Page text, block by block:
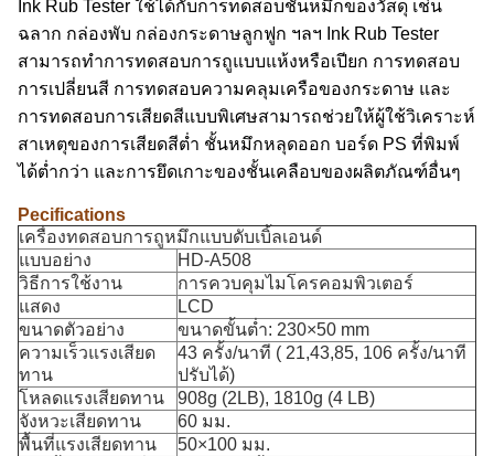
Ink Rub Tester ใช้ได้กับการทดสอบชั้นหมึกของวัสดุ เช่น
ฉลาก กล่องพับ กล่องกระดาษลูกฟูก ฯลฯ Ink Rub Tester
สามารถทำการทดสอบการถูแบบแห้งหรือเปียก การทดสอบ
การเปลี่ยนสี การทดสอบความคลุมเครือของกระดาษ และ
การทดสอบการเสียดสีแบบพิเศษสามารถช่วยให้ผู้ใช้วิเคราะห์
สาเหตุของการเสียดสีต่ำ ชั้นหมึกหลุดออก บอร์ด PS ที่พิมพ์
ได้ต่ำกว่า และการยึดเกาะของชั้นเคลือบของผลิตภัณฑ์อื่นๆ
Pecifications
เครื่องทดสอบการถูหมึกแบบดับเบิ้ลเอนด์
แบบอย่าง
HD-A508
วิธีการใช้งาน
การควบคุมไมโครคอมพิวเตอร์
แสดง
LCD
ขนาดตัวอย่าง
ขนาดขั้นต่ำ: 230×50 mm
ความเร็วแรงเสียด
ทาน
43 ครั้ง/นาที ( 21,43,85, 106 ครั้ง/นาที
ปรับได้)
โหลดแรงเสียดทาน
908g (2LB), 1810g (4 LB)
จังหวะเสียดทาน
60 มม.
พื้นที่แรงเสียดทาน
50×100 มม.